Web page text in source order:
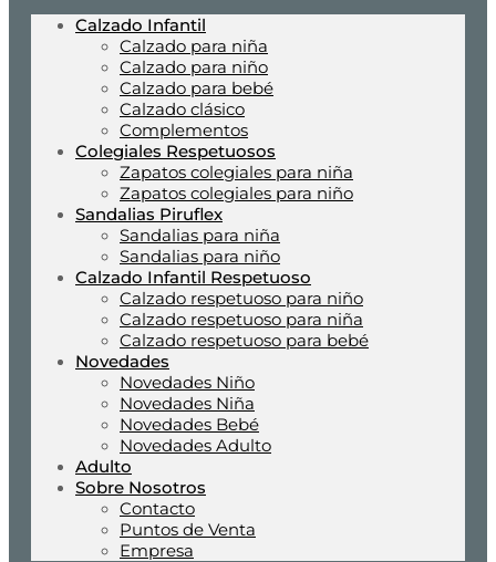
Calzado Infantil
Calzado para niña
Calzado para niño
Calzado para bebé
Calzado clásico
Complementos
Colegiales Respetuosos
Zapatos colegiales para niña
Zapatos colegiales para niño
Sandalias Piruflex
Sandalias para niña
Sandalias para niño
Calzado Infantil Respetuoso
Calzado respetuoso para niño
Calzado respetuoso para niña
Calzado respetuoso para bebé
Novedades
Novedades Niño
Novedades Niña
Novedades Bebé
Novedades Adulto
Adulto
Sobre Nosotros
Contacto
Puntos de Venta
Empresa